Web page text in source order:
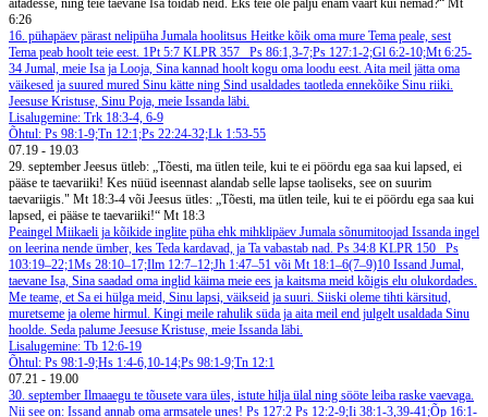
aitadesse, ning teie taevane Isa toidab neid. Eks teie ole palju enam väärt kui nemad?“ Mt
6:26
16. pühapäev pärast nelipüha Jumala hoolitsus Heitke kõik oma mure Tema peale, sest
Tema peab hoolt teie eest. 1Pt 5:7 KLPR 357
Ps 86:1,3-7;Ps 127:1-2;Gl 6:2-10;Mt 6:25-
34 Jumal, meie Isa ja Looja, Sina kannad hoolt kogu oma loodu eest. Aita meil jätta oma
väikesed ja suured mured Sinu kätte ning Sind usaldades taotleda ennekõike Sinu riiki.
Jeesuse Kristuse, Sinu Poja, meie Issanda läbi.
Lisalugemine: Trk 18:3-4, 6-9
Õhtul: Ps 98:1-9;Tn 12:1;Ps 22:24-32;Lk 1:53-55
07.19 - 19.03
29. september Jeesus ütleb: „Tõesti, ma ütlen teile, kui te ei pöördu ega saa kui lapsed, ei
pääse te taevariiki! Kes nüüd iseennast alandab selle lapse taoliseks, see on suurim
taevariigis." Mt 18:3-4 või Jeesus ütles: „Tõesti, ma ütlen teile, kui te ei pöördu ega saa kui
lapsed, ei pääse te taevariiki!“ Mt 18:3
Peaingel Miikaeli ja kõikide inglite püha ehk mihklipäev Jumala sõnumitoojad Issanda ingel
on leerina nende ümber, kes Teda kardavad, ja Ta vabastab nad. Ps 34:8 KLPR 150
Ps
103:19–22;1Ms 28:10–17;Ilm 12:7–12;Jh 1:47–51 või Mt 18:1–6(7–9)10 Issand Jumal,
taevane Isa, Sina saadad oma inglid käima meie ees ja kaitsma meid kõigis elu olukordades.
Me teame, et Sa ei hülga meid, Sinu lapsi, väikseid ja suuri. Siiski oleme tihti kärsitud,
muretseme ja oleme hirmul. Kingi meile rahulik süda ja aita meil end julgelt usaldada Sinu
hoolde. Seda palume Jeesuse Kristuse, meie Issanda läbi.
Lisalugemine: Tb 12:6-19
Õhtul: Ps 98:1-9;Hs 1:4-6,10-14;Ps 98:1-9;Tn 12:1
07.21 - 19.00
30. september Ilmaaegu te tõusete vara üles, istute hilja ülal ning sööte leiba raske vaevaga.
Nii see on: Issand annab oma armsatele unes! Ps 127:2 Ps 12:2-9;Ii 38:1-3,39-41;Õp 16:1-